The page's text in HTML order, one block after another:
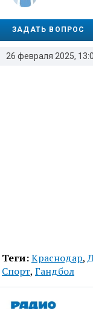
26 февраля 2025,
ЗАДАТЬ ВОПРОС
Теги:Краснодар,
Спорт, Гандбол